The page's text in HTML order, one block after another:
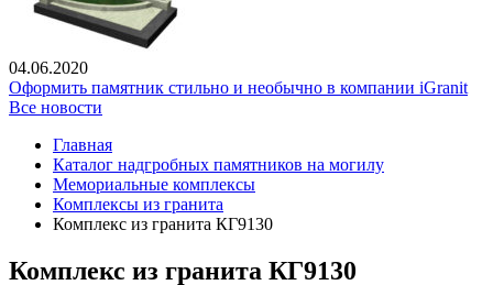
04.06.2020
Оформить памятник стильно и необычно в компании iGranit
Все новости
Главная
Каталог надгробных памятников на могилу
Мемориальные комплексы
Комплексы из гранита
Комплекс из гранита КГ9130
Комплекс из гранита КГ9130